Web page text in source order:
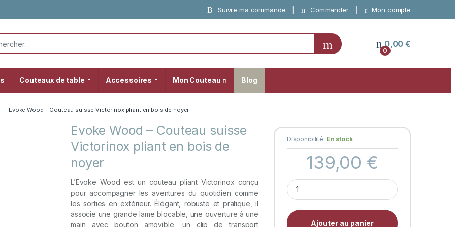
Suivre ma commande Commander Mon compte
0
0,00€
Couteaux de table Accessoires Mon Couteau Blog
Evoke Wood – Couteau suisse Victorinox pliant en bois de noyer
Evoke Wood – Couteau suisse
Victorinox pliant en bois de
noyer
L’Evoke Wood est un couteau pliant Victorinox conçu
pour accompagner les aventures du quotidien comme
les sorties en extérieur. Élégant, robuste et pratique, il
associe une grande lame blocable, une ouverture à une
main avec bouton amovible, un clip de transport
Disponibilité: En stock
139,00 €
Evoke Wood – Couteau suisse
Ajouter au panier